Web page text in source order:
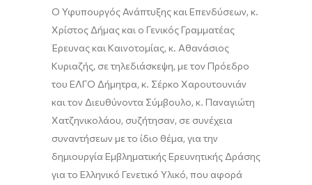
Ο Υφυπουργός Ανάπτυξης και Επενδύσεων, κ.
Χρίστος Δήμαςκαι ο Γενικός Γραμματέας
Έρευνας και Καινοτομίας, κ. Αθανάσιος
Κυριαζής, σε τηλεδιάσκεψη, με τον Πρόεδρο
του ΕΛΓΟ Δήμητρα, κ. Σέρκο Χαρουτουνιάν
και τον Διευθύνοντα Σύμβουλο, κ. Παναγιώτη
Χατζηνικολάου, συζήτησαν, σε συνέχεια
συναντήσεων με το ίδιο θέμα, για την
δημιουργία Εμβληματικής Ερευνητικής Δράσης
για το Ελληνικό Γενετικό Υλικό, που αφορά